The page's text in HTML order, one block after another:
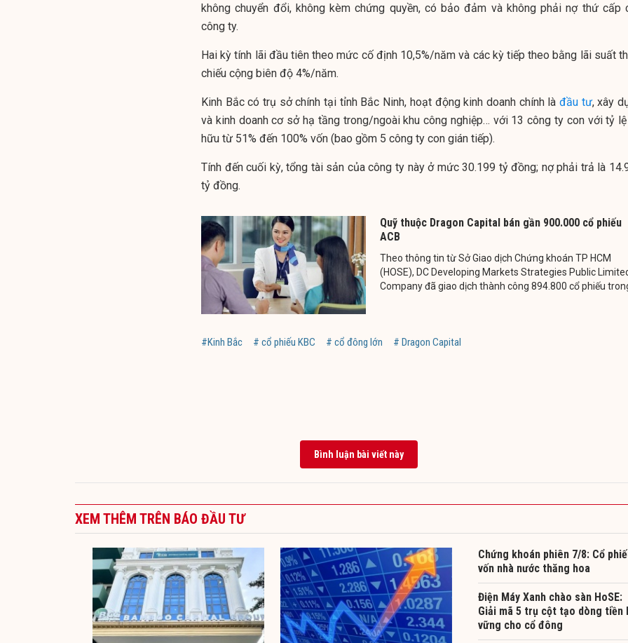
không chuyển đổi, không kèm chứng quyền, có bảo đảm và không phải nợ thứ cấp
công ty.
Hai kỳ tính lãi đầu tiên theo mức cố định 10,5%/năm và các kỳ tiếp theo bằng lãi suất
chiếu cộng biên độ 4%/năm.
Kinh Bắc có trụ sở chính tại tỉnh Bắc Ninh, hoạt động kinh doanh chính là đầu tư, xây
và kinh doanh cơ sở hạ tầng trong/ngoài khu công nghiệp… với 13 công ty con với tỷ
hữu từ 51% đến 100% vốn (bao gồm 5 công ty con gián tiếp).
Tính đến cuối kỳ, tổng tài sản của công ty này ở mức 30.199 tỷ đồng; nợ phải trả là
tỷ đồng.
Quỹ thuộc Dragon Capital bán gần 900.000 cổ phiếu
ACB
Theo thông tin từ Sở Giao dịch Chứng khoán TP HCM
(HOSE), DC Developing Markets Strategies Public
Company đã giao dịch thành công 894.800 cổ phiếu
#Kinh Bắc # cổ phiếu KBC # cổ đông lớn # Dragon Capital
Bình luận bài viết này
XEM THÊM TRÊN BÁO ĐẦU TƯ
Chứng khoán phiên 7/8: Cổ
vốn nhà nước thăng hoa
Điện Máy Xanh chào sàn HoSE:
Giải mã 5 trụ cột tạo dòng tiền
vững cho cổ đông